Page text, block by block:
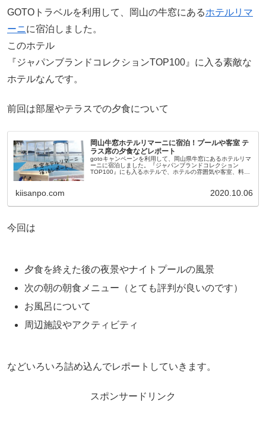
GOTOトラベルを利用して、岡山の牛窓にあるホテルリマ
ーニに宿泊しました。
このホテル
『ジャパンブランドコレクションTOP100』に入る素敵な
ホテルなんです。
前回は部屋やテラスでの夕食について
岡山牛窓ホテルリマーニに宿泊！プールや客室 テ
ラス席の夕食などレポート
gotoキャンペーンを利用して、岡山県牛窓にあるホテルリマ
ーニに宿泊しました。『ジャパンブランドコレクション
TOP100』にも入るホテルで、ホテルの雰囲気や客室、料理
kiisanpo.com 2020.10.06
今回は
夕食を終えた後の夜景やナイトプールの風景
次の朝の朝食メニュー（とても評判が良いのです）
お風呂について
周辺施設やアクティビティ
などいろいろ詰め込んでレポートしていきます。
スポンサードリンク